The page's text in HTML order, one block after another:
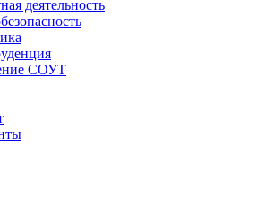
деятельность
СОУТ